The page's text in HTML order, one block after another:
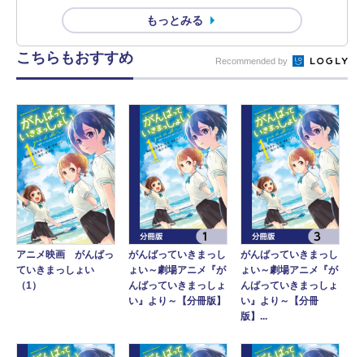
もっとみる
こちらもおすすめ Recommended by
アニメ映画 がんばっ
ていきまっしょい
（1）
がんばっていきまっし
ょい～劇場アニメ『が
んばっていきまっしょ
い』より～【分冊版】
がんばっていきまっし
ょい～劇場アニメ『が
んばっていきまっしょ
い』より～【分冊
版】...